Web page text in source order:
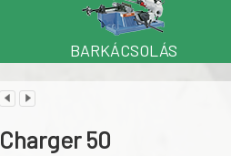
BARKÁCSOLÁS
Charger 50